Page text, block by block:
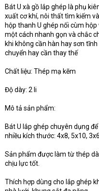
e
r
Bát U xà gồ lắp ghép là phụ
xuất cơ khí, nôi thất tìm kiếm
hộp thanh U ghép nối cùm
một cách nhanh gọn và chắc
khi không cần hàn hay sơn
chuyển hay cần thay thế
Chất liệu: Thép mạ kẽm
Độ dày: 2 li
Mô tả sản phẩm:
Bát U lắp ghép chuyên dụng
nhiều kích thước: 4x8, 5x10,
Sản phẩm được làm từ thép
chịu lực tốt.
Thích hợp dùng cho lắp ghép